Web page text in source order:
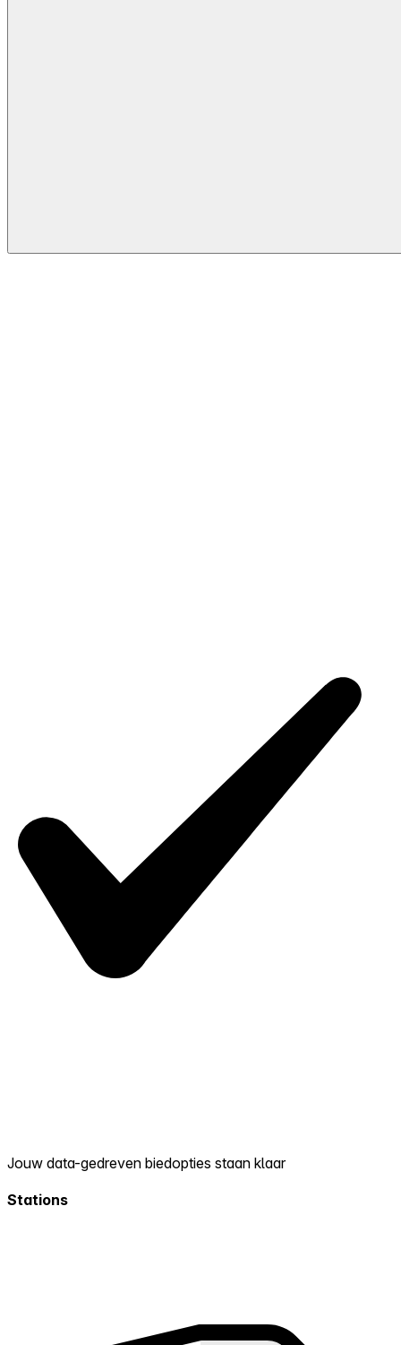
Jouw data-gedreven biedopties staan klaar
Stations